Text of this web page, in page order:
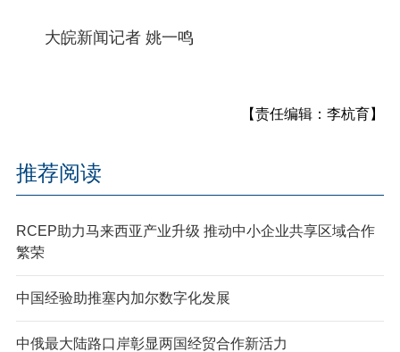
大皖新闻记者 姚一鸣
【责任编辑：李杭育】
推荐阅读
RCEP助力马来西亚产业升级 推动中小企业共享区域合作
繁荣
中国经验助推塞内加尔数字化发展
中俄最大陆路口岸彰显两国经贸合作新活力